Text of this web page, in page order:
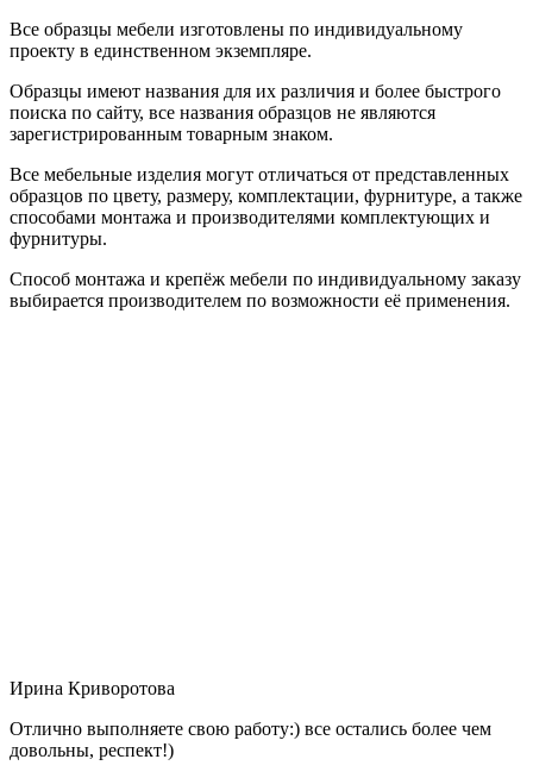
Все образцы мебели изготовлены по индивидуальному
проекту в единственном экземпляре.
Образцы имеют названия для их различия и более быстрого
поиска по сайту, все названия образцов не являются
зарегистрированным товарным знаком.
Все мебельные изделия могут отличаться от представленных
образцов по цвету, размеру, комплектации, фурнитуре, а также
способами монтажа и производителями комплектующих и
фурнитуры.
Способ монтажа и крепёж мебели по индивидуальному заказу
выбирается производителем по возможности её применения.
Ирина Криворотова
Отлично выполняете свою работу:) все остались более чем
довольны, респект!)